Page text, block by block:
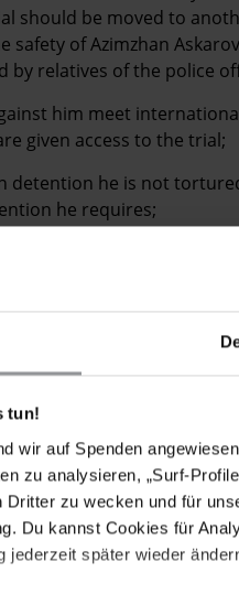
tun!
wir auf Spenden
zu analysieren, „Surf-
Dritter zu wecken und für
Du kannst Cookies für
jederzeit später wieder
should be moved to
of Azimzhan
relatives of the police
him meet
given access to the trial;
detention he is not
he requires;
in detention or facing trial
released.
MIT FOLGENDEN
Azimzhan Askarov,
worden ist,
Anklagen gegen ihn
dafür, dass der
wird, um einen fairen